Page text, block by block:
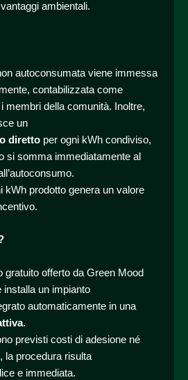
ambientali.
autoconsumata viene immessa
contabilizzata come
membri della comunità. Inoltre,
un
diretto per ogni kWh condiviso,
si somma immediatamente al
kWh prodotto genera un valore
gratuito offerto da Green Mood
installa un impianto
automaticamente in una
.
previsti costi di adesione né
la procedura risulta
e immediata.